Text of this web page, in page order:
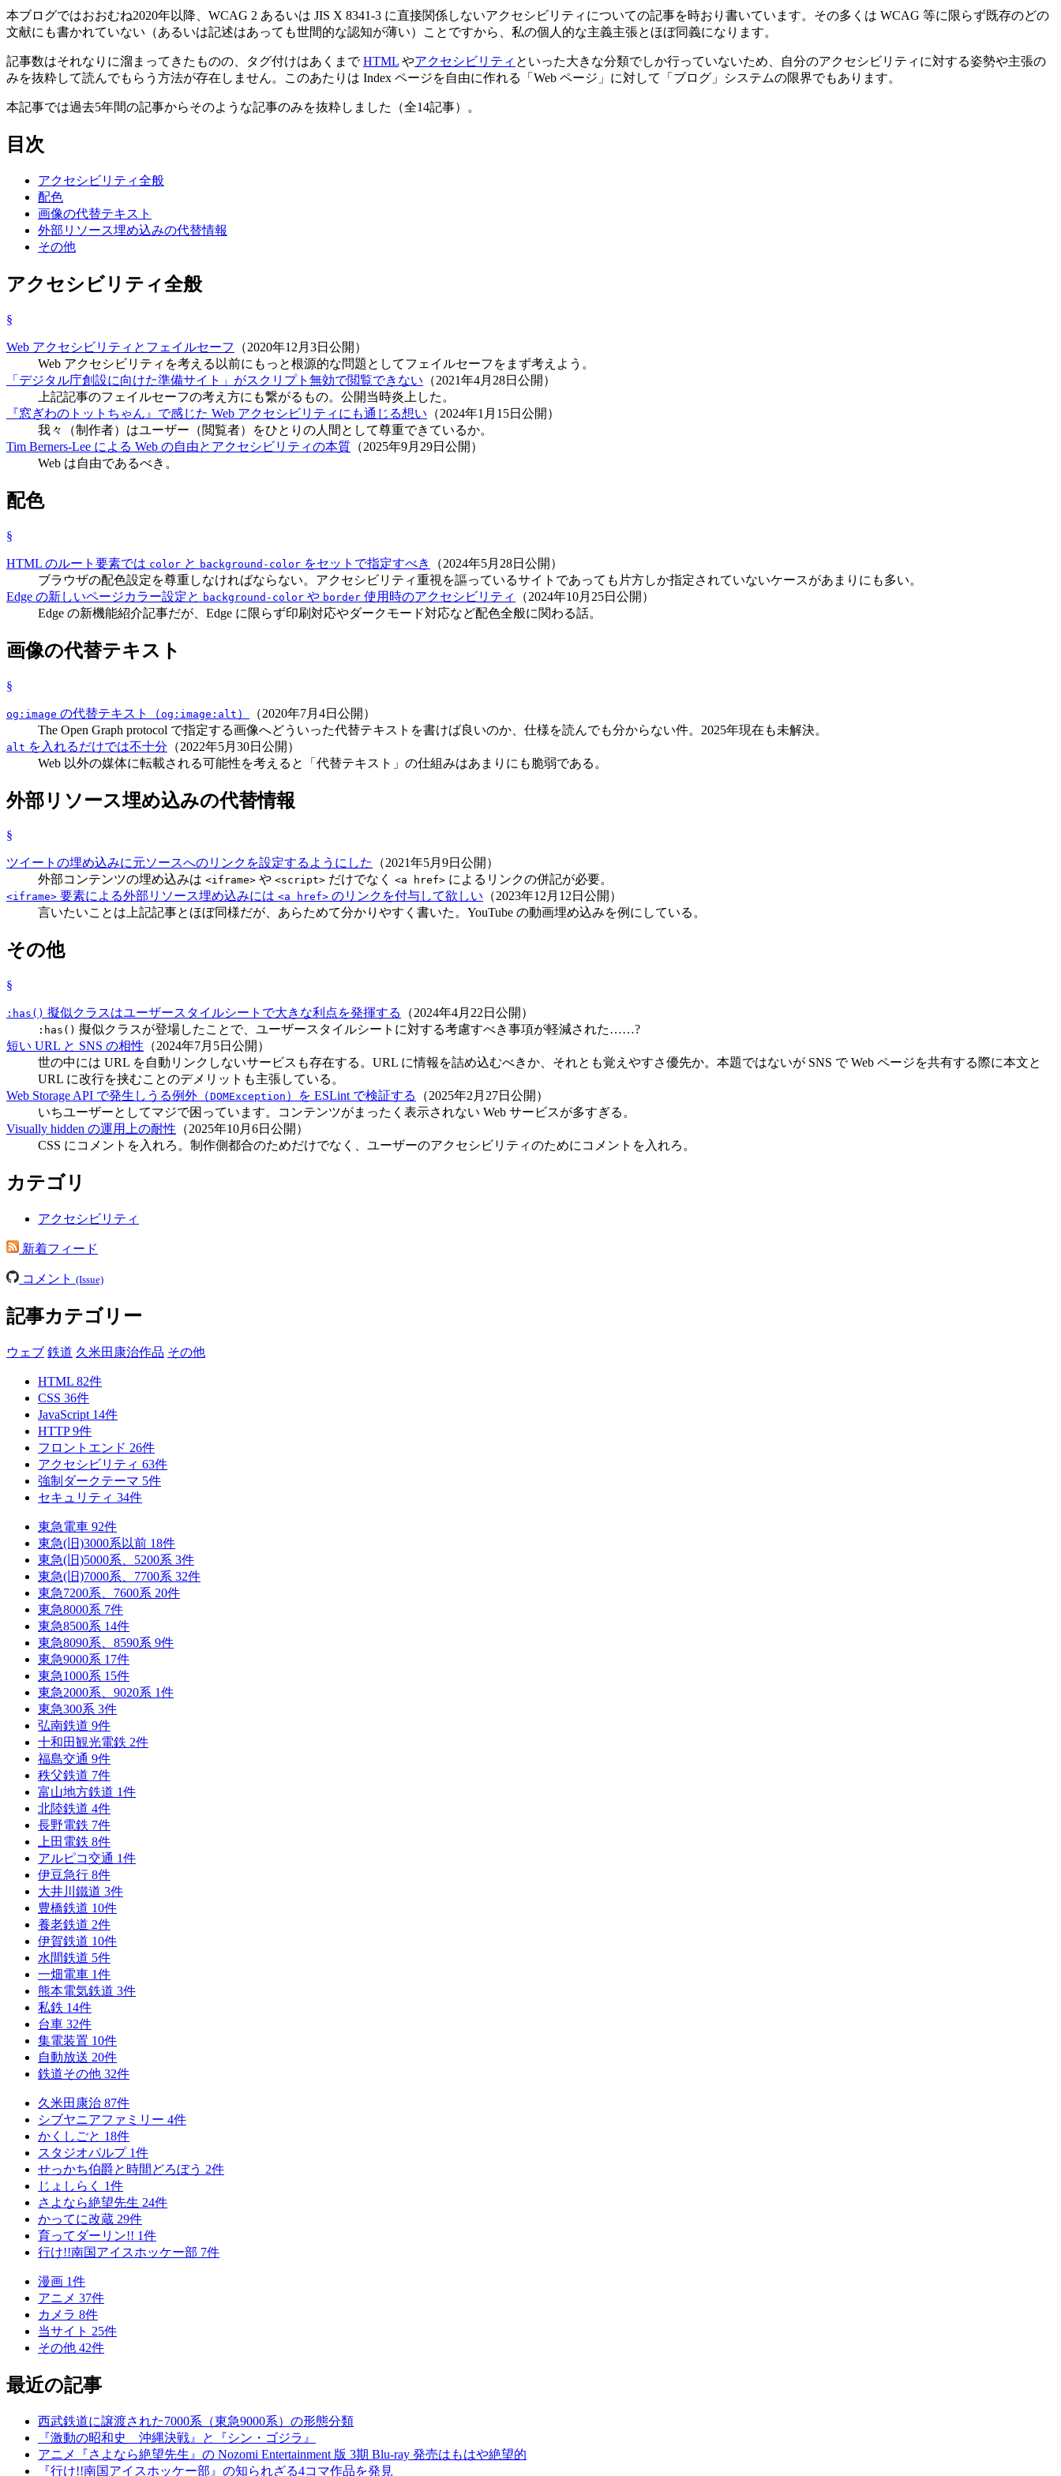
本ブログではおおむね2020年以降、WCAG 2 あるいは JIS X 8341-3 に直接関係しないアクセシビリティについての記事を時おり書いています。その多くは WCAG 等に限らず既存のどの
文献にも書かれていない（あるいは記述はあっても世間的な認知が薄い）ことですから、私の個人的な主義主張とほぼ同義になります。
記事数はそれなりに溜まってきたものの、タグ付けはあくまでHTML やアクセシビリティ といった大きな分類でしか行っていないため、自分のアクセシビリティに対する姿勢や主張の
みを抜粋して読んでもらう方法が存在しません。このあたりは Index ページを自由に作れる「Web ページ」に対して「ブログ」システムの限界でもあります。
本記事では過去5年間の記事からそのような記事のみを抜粋しました（全14記事）。
目次
アクセシビリティ全般
配色
画像の代替テキスト
外部リソース埋め込みの代替情報
その他
アクセシビリティ全般
§
Web アクセシビリティとフェイルセーフ
（2020年12月3日公開）
Web アクセシビリティを考える以前にもっと根源的な問題としてフェイルセーフをまず考えよう。
「デジタル庁創設に向けた準備サイト」がスクリプト無効で閲覧できない （2021年4月28日公開）
上記記事のフェイルセーフの考え方にも繋がるもの。公開当時炎上した。
『窓ぎわのトットちゃん』で感じた Web アクセシビリティにも通じる想い （2024年1月15日公開）
我々（制作者）はユーザー（閲覧者）をひとりの人間として尊重できているか。
Tim Berners-Lee による Web の自由とアクセシビリティの本質 （2025年9月29日公開）
Web は自由であるべき。
配色
§
HTML のルート要素では color と background-color をセットで指定すべき
（2024年5月28日公開）
ブラウザの配色設定を尊重しなければならない。アクセシビリティ重視を謳っているサイトであっても片方しか指定されていないケースがあまりにも多い。
Edge の新しいページカラー設定と background-color や border 使用時のアクセシビリティ
（2024年10月25日公開）
Edge の新機能紹介記事だが、Edge に限らず印刷対応やダークモード対応など配色全般に関わる話。
画像の代替テキスト
§
og:image の代替テキスト（og:image:alt ）
（2020年7月4日公開）
The Open Graph protocol で指定する画像へどういった代替テキストを書けば良いのか、仕様を読んでも分からない件。2025年現在も未解決。
alt を入れるだけでは不十分 （2022年5月30日公開）
Web 以外の媒体に転載される可能性を考えると「代替テキスト」の仕組みはあまりにも脆弱である。
外部リソース埋め込みの代替情報
§
ツイートの埋め込みに元ソースへのリンクを設定するようにした
（2021年5月9日公開）
外部コンテンツの埋め込みは <iframe> や <script> だけでなく <a href> によるリンクの併記が必要。
<iframe> 要素による外部リソース埋め込みには <a href> のリンクを付与して欲しい （2023年12月12日公開）
言いたいことは上記記事とほぼ同様だが、あらためて分かりやすく書いた。YouTube の動画埋め込みを例にしている。
その他
§
:has() 擬似クラスはユーザースタイルシートで大きな利点を発揮する （2024年4月22日公開）
:has() 擬似クラスが登場したことで、ユーザースタイルシートに対する考慮すべき事項が軽減された……?
短い URL と SNS の相性 （2024年7月5日公開）
世の中には URL を自動リンクしないサービスも存在する。URL に情報を詰め込むべきか、それとも覚えやすさ優先か。本題ではないが SNS で Web ページを共有する際に本文と
URL に改行を挟むことのデメリットも主張している。
Web Storage API で発生しうる例外（DOMException ）を ESLint で検証する
（2025年2月27日公開）
いちユーザーとしてマジで困っています。コンテンツがまったく表示されない Web サービスが多すぎる。
Visually hidden の運用上の耐性 （2025年10月6日公開）
CSS にコメントを入れろ。制作側都合のためだけでなく、ユーザーのアクセシビリティのためにコメントを入れろ。
カテゴリ
アクセシビリティ
新着フィード
コメント (Issue)
記事カテゴリー
ウェブ 鉄道 久米田康治作品 その他
HTML 82件
CSS 36件
JavaScript 14件
HTTP9件
フロントエンド 26件
アクセシビリティ 63件
強制ダークテーマ 5件
セキュリティ 34件
東急電車 92件
東急(旧)3000系以前 18件
東急(旧)5000系、5200系 3件
東急(旧)7000系、7700系 32件
東急7200系、7600系 20件
東急8000系 7件
東急8500系 14件
東急8090系、8590系 9件
東急9000系 17件
東急1000系 15件
東急2000系、9020系 1件
東急300系 3件
弘南鉄道 9件
十和田観光電鉄 2件
福島交通 9件
秩父鉄道 7件
富山地方鉄道 1件
北陸鉄道 4件
長野電鉄 7件
上田電鉄 8件
アルピコ交通 1件
伊豆急行 8件
大井川鐵道 3件
豊橋鉄道 10件
養老鉄道 2件
伊賀鉄道 10件
水間鉄道 5件
一畑電車 1件
熊本電気鉄道 3件
私鉄 14件
台車 32件
集電装置 10件
自動放送 20件
鉄道その他 32件
久米田康治 87件
シブヤニアファミリー 4件
かくしごと 18件
スタジオパルプ 1件
せっかち伯爵と時間どろぼう 2件
じょしらく 1件
さよなら絶望先生 24件
かってに改蔵 29件
育ってダーリン!! 1件
行け!!南国アイスホッケー部 7件
漫画 1件
アニメ 37件
カメラ 8件
当サイト 25件
その他 42件
最近の記事
西武鉄道に譲渡された7000系（東急9000系）の形態分類
『激動の昭和史 沖縄決戦』と『シン・ゴジラ』
アニメ『さよなら絶望先生』の Nozomi Entertainment 版 3期 Blu-ray 発売はもはや絶望的
『行け!!南国アイスホッケー部』の知られざる4コマ作品を発見